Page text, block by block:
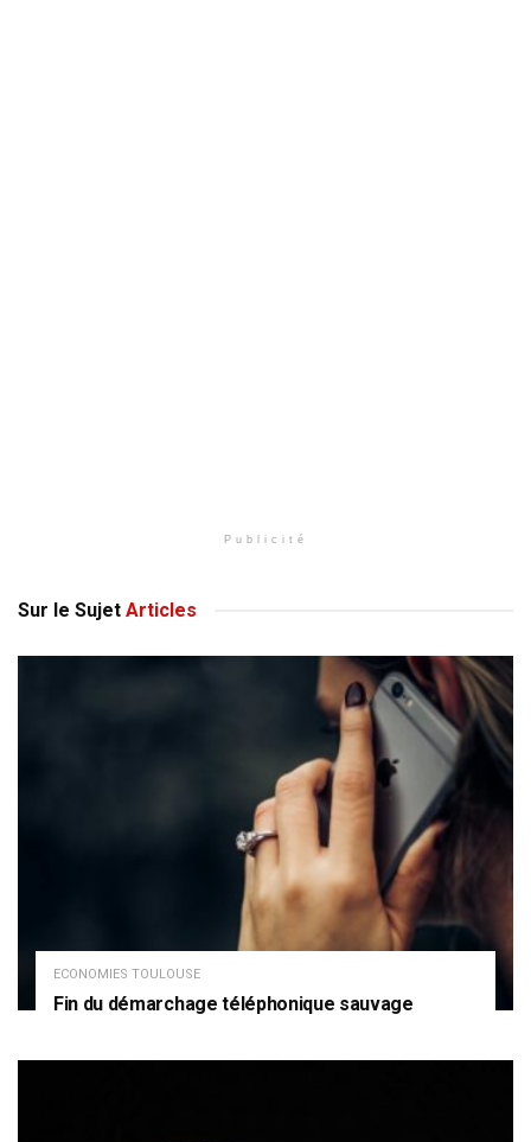
Publicité
Sur le Sujet Articles
ECONOMIES TOULOUSE
Fin du démarchage téléphonique sauvage